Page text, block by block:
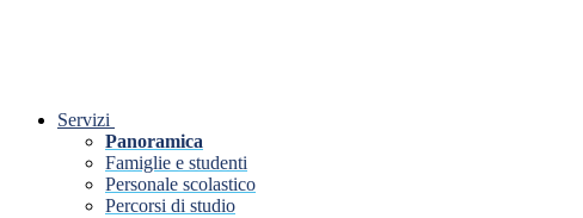
Servizi
Panoramica
Famiglie e studenti
Personale scolastico
Percorsi di studio